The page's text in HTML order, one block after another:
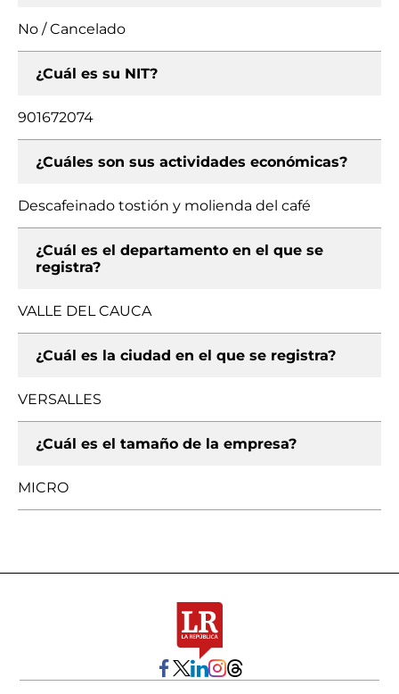
No / Cancelado
¿Cuál es su NIT?
901672074
¿Cuáles son sus actividades económicas?
Descafeinado tostión y molienda del café
¿Cuál es el departamento en el que se
registra?
VALLE DEL CAUCA
¿Cuál es la ciudad en el que se registra?
VERSALLES
¿Cuál es el tamaño de la empresa?
MICRO